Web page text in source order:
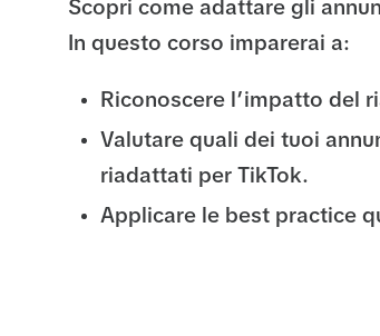
Scopri come adattare gli
In questo corso imparerai a:
Riconoscere l’impatto del
Valutare quali dei tuoi
riadattati per TikTok.
Applicare le best practice